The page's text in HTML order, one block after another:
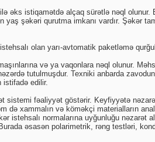
əks istiqamətdə alçaq sürətlə nəql olunur.
yaş şəkəri qurutma imkanı vardır. Şəkər
olan yarı-avtomatik paketləmə
və ya vaqonlara nəql olunur.
tutulmuşdur. Texniki anbarda
istifadə edilir.
sistemi fəaliyyət göstərir. Keyfiyyətə
də xammalın və köməkçi materialların
istehsalı normalarına uyğunluğu nəzarət
əsasən polarimetrik, rəng testləri,